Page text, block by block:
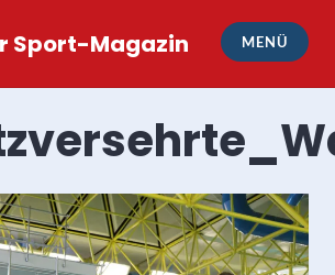
Sport-Magazin MENÜ